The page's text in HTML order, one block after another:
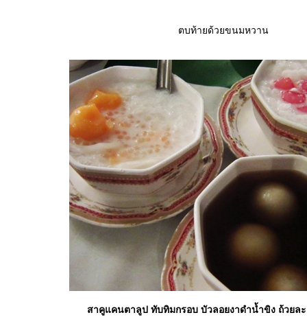
ตบท้ายด้วยขนมหวาน
สาคูแคนตาลูป ทับทิมกรอบ บัวลอยงาดำน้ำขิง ถ้วยล